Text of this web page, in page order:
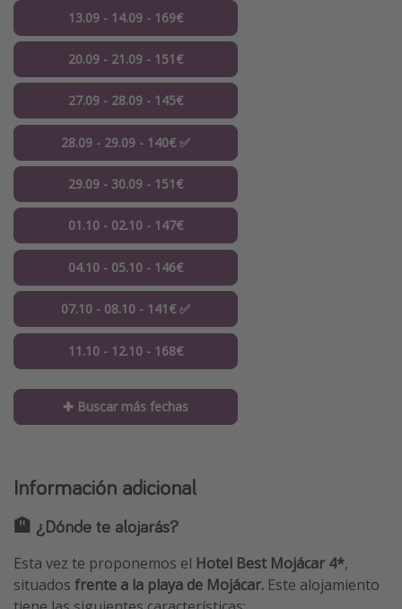
13.09 - 14.09 - 169€
20.09 - 21.09 - 151€
27.09 - 28.09 - 145€
28.09 - 29.09 - 140€ ✅
29.09 - 30.09 - 151€
01.10 - 02.10 - 147€
04.10 - 05.10 - 146€
07.10 - 08.10 - 141€ ✅
11.10 - 12.10 - 168€
✚ Buscar más fechas
Información adicional
🏨 ¿Dónde te alojarás?
Esta vez te proponemos el Hotel Best Mojácar 4*,
situados frente a la playa de Mojácar. Este alojamiento